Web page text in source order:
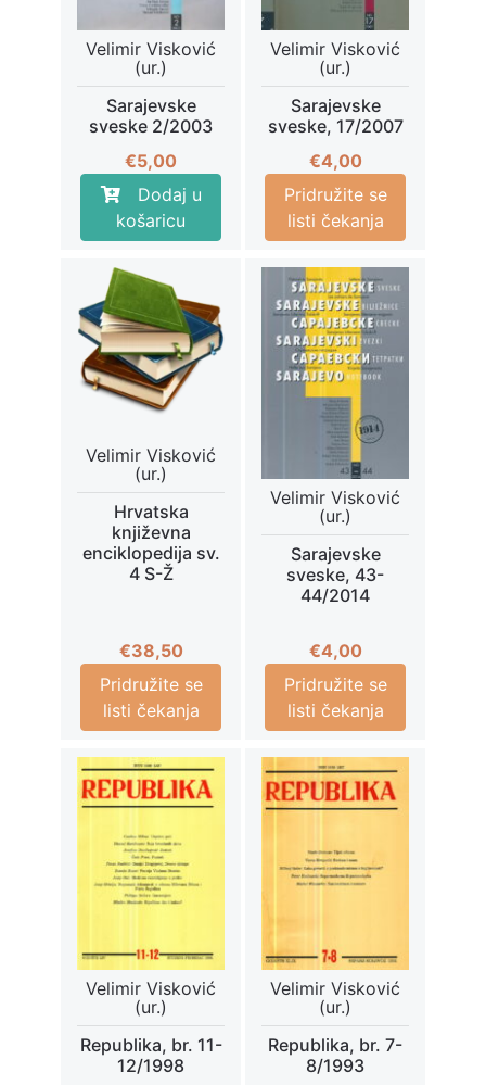
Velimir Visković
(ur.)
Sarajevske
sveske 2/2003
€5,00
Dodaj u
košaricu
Velimir Visković
(ur.)
Sarajevske
sveske, 17/2007
€4,00
Pridružite se
listi čekanja
Velimir Visković
(ur.)
Hrvatska
književna
enciklopedija sv.
4 S-Ž
€38,50
Pridružite se
listi čekanja
Velimir Visković
(ur.)
Sarajevske
sveske, 43-
44/2014
€4,00
Pridružite se
listi čekanja
Velimir Visković
(ur.)
Republika, br. 11-
12/1998
Velimir Visković
(ur.)
Republika, br. 7-
8/1993